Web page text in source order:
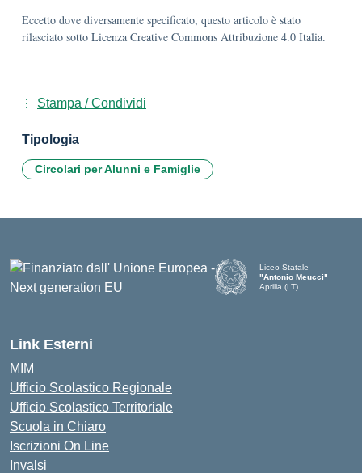
Eccetto dove diversamente specificato, questo articolo è stato
rilasciato sotto Licenza Creative Commons Attribuzione 4.0 Italia.
Stampa / Condividi
Tipologia
Circolari per Alunni e Famiglie
Liceo Statale
"Antonio Meucci"
Aprilia (LT)
Link Esterni
MIM
Ufficio Scolastico Regionale
Ufficio Scolastico Territoriale
Scuola in Chiaro
Iscrizioni On Line
Invalsi